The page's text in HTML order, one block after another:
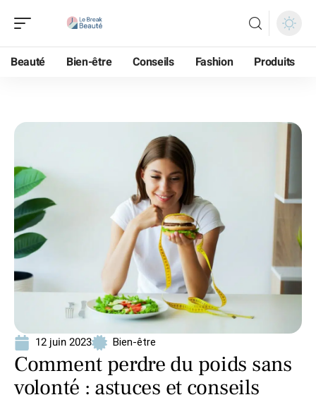
Beauté Bien-être Conseils Fashion Produits
12 juin 2023 Bien-être
Comment perdre du poids sans
volonté : astuces et conseils